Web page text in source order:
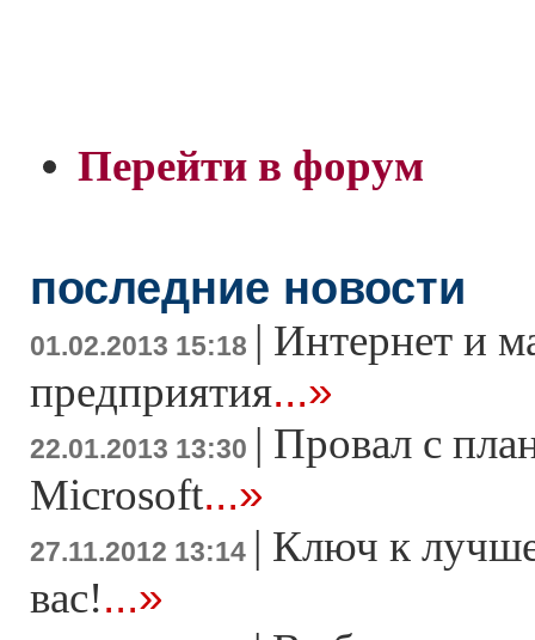
Перейти в форум
последние новости
01.02.2013 15:18 | Интернет и
предприятия...»
22.01.2013 13:30 | Провал с
Microsoft...»
27.11.2012 13:14 | Ключ к
вас!...»